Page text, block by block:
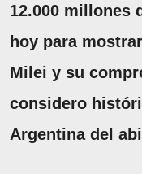
12.000 millones
hoy para
Milei y su
considero
Argentina del